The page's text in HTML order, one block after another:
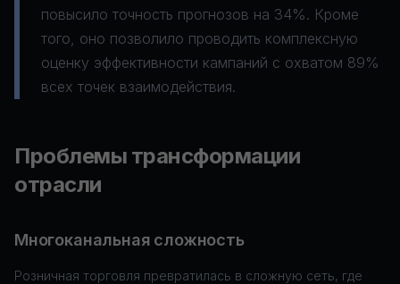
повысило точность прогнозов на 34%. Кроме
того, оно позволило проводить комплексную
оценку эффективности кампаний с охватом 89%
всех точек взаимодействия.
Проблемы трансформации
отрасли
Многоканальная сложность
Розничная торговля превратилась в сложную сеть, где